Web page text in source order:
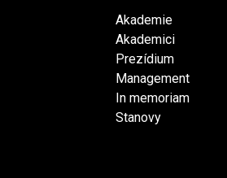
Akademie
Akademici
Prezídium
Management
In memoriam
Stanovy